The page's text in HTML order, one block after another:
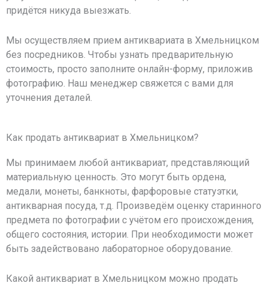
придётся никуда выезжать.
Мы осуществляем прием антиквариата в Хмельницком
без посредников. Чтобы узнать предварительную
стоимость, просто заполните онлайн-форму, приложив
фотографию. Наш менеджер свяжется с вами для
уточнения деталей.
Как продать антиквариат в Хмельницком?
Мы принимаем любой антиквариат, представляющий
материальную ценность. Это могут быть ордена,
медали, монеты, банкноты, фарфоровые статуэтки,
антикварная посуда, т.д. Произведём оценку старинного
предмета по фотографии с учётом его происхождения,
общего состояния, истории. При необходимости может
быть задействовано лабораторное оборудование.
Какой антиквариат в Хмельницком можно продать